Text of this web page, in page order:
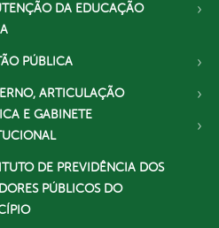
DA EDUCAÇÃO
PÚBLICA
ARTICULAÇÃO
E GABINETE
DE PREVIDÊNCIA DOS
PÚBLICOS DO